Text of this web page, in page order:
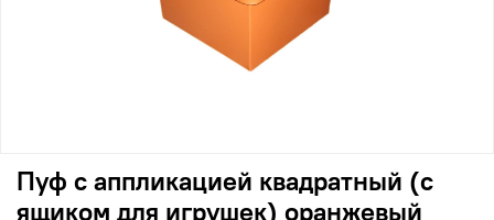
Пуф с аппликацией квадратный (с
ящиком для игрушек) оранжевый